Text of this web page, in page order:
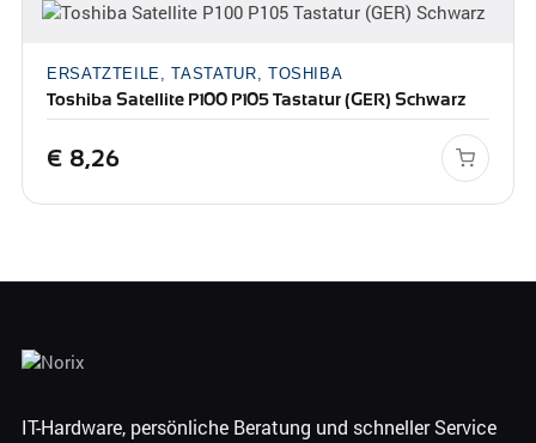
ERSATZTEILE, TASTATUR, TOSHIBA
Toshiba Satellite P100 P105 Tastatur (GER) Schwarz
€ 8,26
IT-Hardware, persönliche Beratung und schneller Service